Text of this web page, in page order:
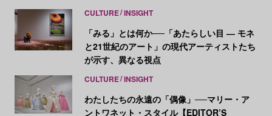
CULTURE INSIGHT
「みる」とは何か──「あたらしい目 ― モネ
と21世紀のアート」の現代アーティストたち
が示す、異なる視点
CULTURE INSIGHT
わたしたちの永遠の「偶像」──マリー・ア
ントワネット・スタイル【EDITOR’S